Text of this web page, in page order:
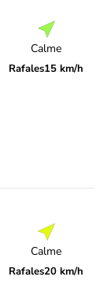
Calme
Rafales15 km/h
Calme
Rafales20 km/h